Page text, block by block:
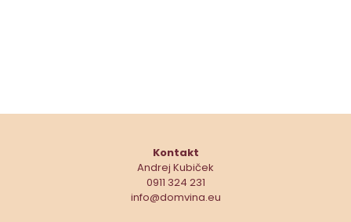
Kontakt
Andrej Kubiček
0911 324 231
info@domvina.eu